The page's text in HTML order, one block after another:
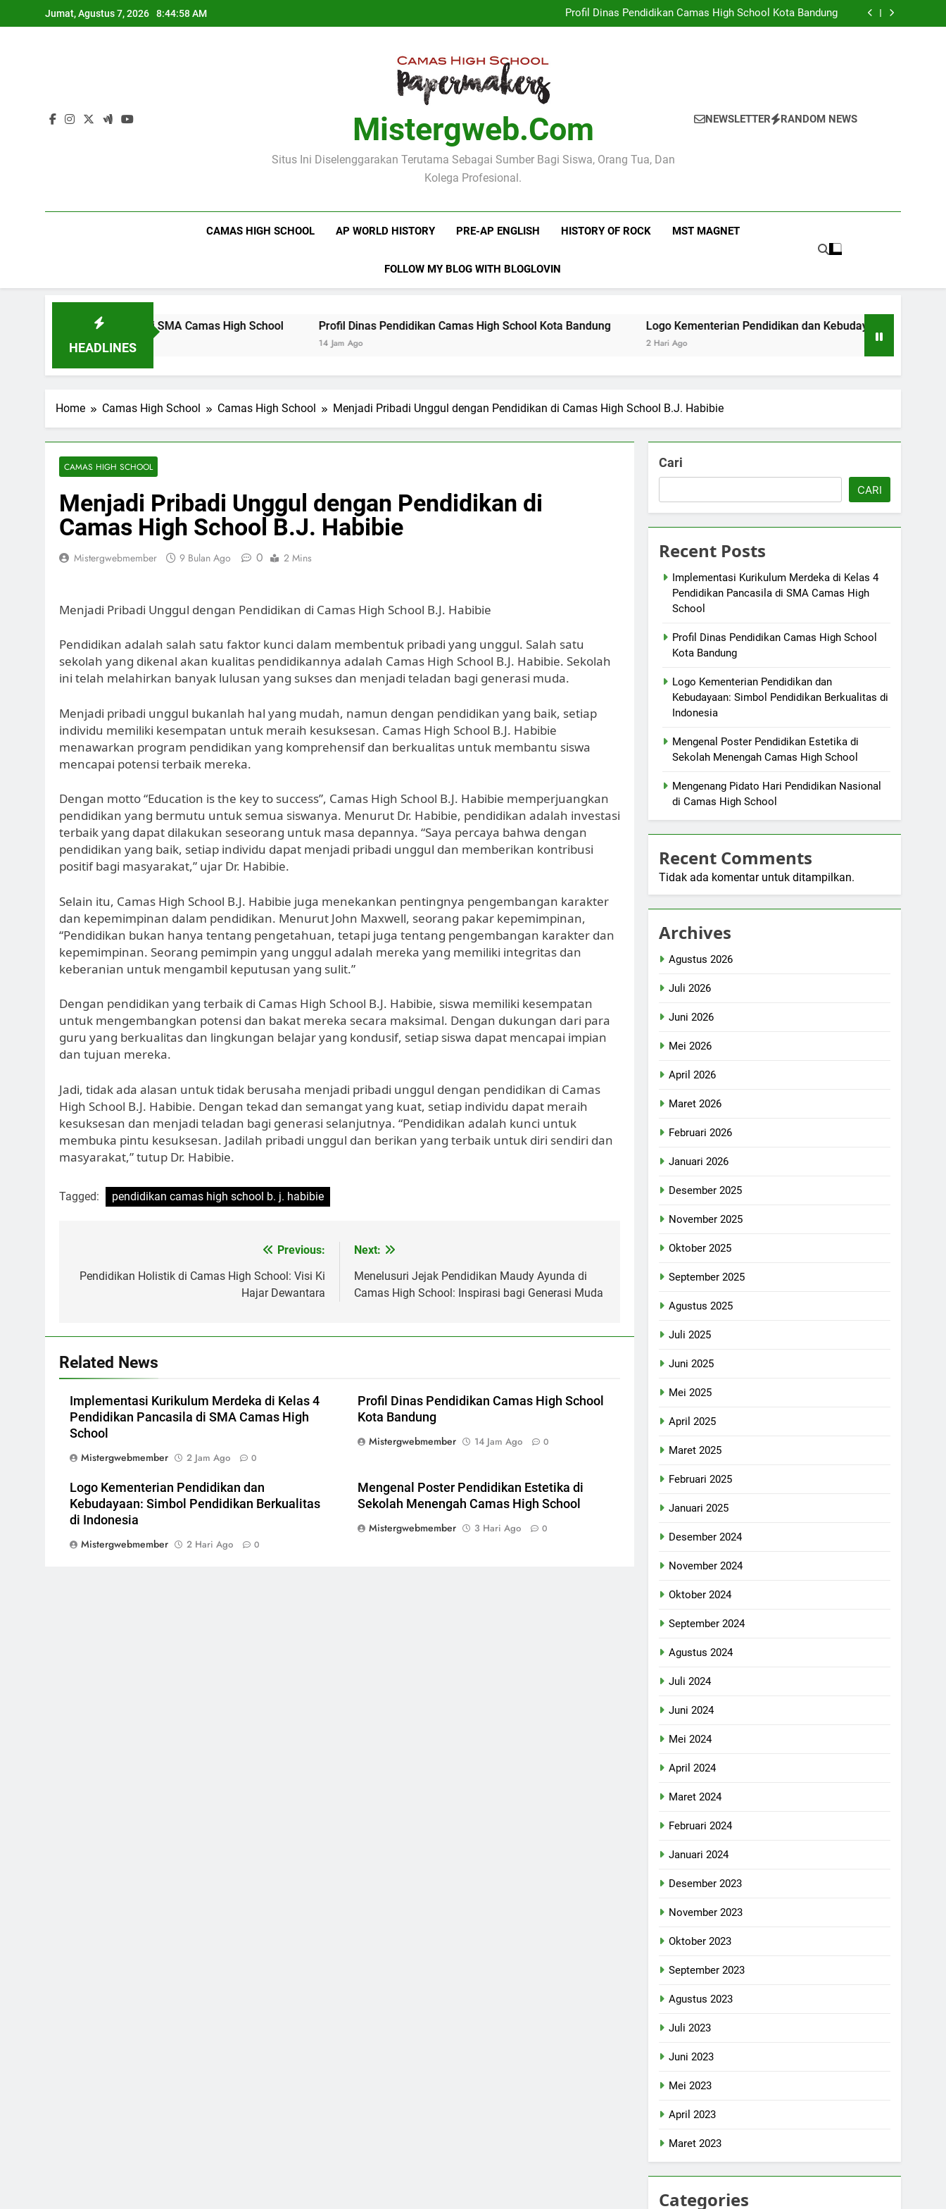
to
Jumat, Agustus 7, 2026 8:44:59 AM
Camas High School
Profil Dinas Pendidikan Camas High School Kota Bandung
Logo Kementerian Pendidikan dan Kebudayaan: Simbol Pendidikan
Logo Kementerian Pendidikan dan Kebudayaan: Simbol Pendidikan
Mengenal Poster Pendidikan Estetika di Sekolah Menengah Camas High
Mistergweb.com
Situs Ini Diselenggarakan Terutama Sebagai Sumber Bagi Siswa, Orang Tua, Dan
Kolega Profesional.
NEWSLETTER RANDOM NEWS
CAMAS HIGH SCHOOL AP WORLD HISTORY PRE-AP ENGLISH HISTORY OF ROCK MST MAGNET
FOLLOW MY BLOG WITH BLOGLOVIN
HEADLINES
Pancasila di SMA Camas High School Profil Dinas Pendidikan Camas High School Kota Bandung Logo Kementerian Pendidikan dan Kebudayaan: Simbol Pendidikan
Home Camas High School Camas High School Menjadi Pribadi Unggul dengan Pendidikan di Camas High School B.J. Habibie
CAMAS HIGH SCHOOL
Menjadi Pribadi Unggul dengan Pendidikan di
Camas High School B.J. Habibie
Mistergwebmember 9 Bulan Ago 0 2 Mins
Menjadi Pribadi Unggul dengan Pendidikan di Camas High School B.J. Habibie
Pendidikan adalah salah satu faktor kunci dalam membentuk pribadi yang unggul. Salah satu
sekolah yang dikenal akan kualitas pendidikannya adalah Camas High School B.J. Habibie. Sekolah
ini telah melahirkan banyak lulusan yang sukses dan menjadi teladan bagi generasi muda.
Menjadi pribadi unggul bukanlah hal yang mudah, namun dengan pendidikan yang baik, setiap
individu memiliki kesempatan untuk meraih kesuksesan. Camas High School B.J. Habibie
menawarkan program pendidikan yang komprehensif dan berkualitas untuk membantu siswa
mencapai potensi terbaik mereka.
Dengan motto “Education is the key to success”, Camas High School B.J. Habibie memperjuangkan
pendidikan yang bermutu untuk semua siswanya. Menurut Dr. Habibie, pendidikan adalah investasi
terbaik yang dapat dilakukan seseorang untuk masa depannya. “Saya percaya bahwa dengan
pendidikan yang baik, setiap individu dapat menjadi pribadi unggul dan memberikan kontribusi
positif bagi masyarakat,” ujar Dr. Habibie.
Selain itu, Camas High School B.J. Habibie juga menekankan pentingnya pengembangan karakter
dan kepemimpinan dalam pendidikan. Menurut John Maxwell, seorang pakar kepemimpinan,
“Pendidikan bukan hanya tentang pengetahuan, tetapi juga tentang pengembangan karakter dan
kepemimpinan. Seorang pemimpin yang unggul adalah mereka yang memiliki integritas dan
keberanian untuk mengambil keputusan yang sulit.”
Dengan pendidikan yang terbaik di Camas High School B.J. Habibie, siswa memiliki kesempatan
untuk mengembangkan potensi dan bakat mereka secara maksimal. Dengan dukungan dari para
guru yang berkualitas dan lingkungan belajar yang kondusif, setiap siswa dapat mencapai impian
dan tujuan mereka.
Jadi, tidak ada alasan untuk tidak berusaha menjadi pribadi unggul dengan pendidikan di Camas
High School B.J. Habibie. Dengan tekad dan semangat yang kuat, setiap individu dapat meraih
kesuksesan dan menjadi teladan bagi generasi selanjutnya. “Pendidikan adalah kunci untuk
membuka pintu kesuksesan. Jadilah pribadi unggul dan berikan yang terbaik untuk diri sendiri dan
masyarakat,” tutup Dr. Habibie.
Tagged: pendidikan camas high school b. j. habibie
pos
Previous:
Pendidikan Holistik di Camas High School: Visi Ki
Hajar Dewantara
Next:
Menelusuri Jejak Pendidikan Maudy Ayunda di
Camas High School: Inspirasi bagi Generasi Muda
Related News
Implementasi Kurikulum Merdeka di Kelas 4
Pendidikan Pancasila di SMA Camas High
School
Mistergwebmember
2 Jam Ago 0
Profil Dinas Pendidikan Camas High School
Kota Bandung
Mistergwebmember
14 Jam Ago 0
Logo Kementerian Pendidikan dan
Kebudayaan: Simbol Pendidikan Berkualitas
di Indonesia
Mistergwebmember
2 Hari Ago 0
Mengenal Poster Pendidikan Estetika di
Sekolah Menengah Camas High School
Mistergwebmember
3 Hari Ago 0
Cari
CARI
Recent Posts
Implementasi Kurikulum Merdeka di Kelas 4
Pendidikan Pancasila di SMA Camas High
School
Profil Dinas Pendidikan Camas High School
Kota Bandung
Logo Kementerian Pendidikan dan
Kebudayaan: Simbol Pendidikan Berkualitas di
Indonesia
Mengenal Poster Pendidikan Estetika di
Sekolah Menengah Camas High School
Mengenang Pidato Hari Pendidikan Nasional
di Camas High School
Recent Comments
Tidak ada komentar untuk ditampilkan.
Archives
Agustus 2026
Juli 2026
Juni 2026
Mei 2026
April 2026
Maret 2026
Februari 2026
Januari 2026
Desember 2025
November 2025
Oktober 2025
September 2025
Agustus 2025
Juli 2025
Juni 2025
Mei 2025
April 2025
Maret 2025
Februari 2025
Januari 2025
Desember 2024
November 2024
Oktober 2024
September 2024
Agustus 2024
Juli 2024
Juni 2024
Mei 2024
April 2024
Maret 2024
Februari 2024
Januari 2024
Desember 2023
November 2023
Oktober 2023
September 2023
Agustus 2023
Juli 2023
Juni 2023
Mei 2023
April 2023
Maret 2023
Categories